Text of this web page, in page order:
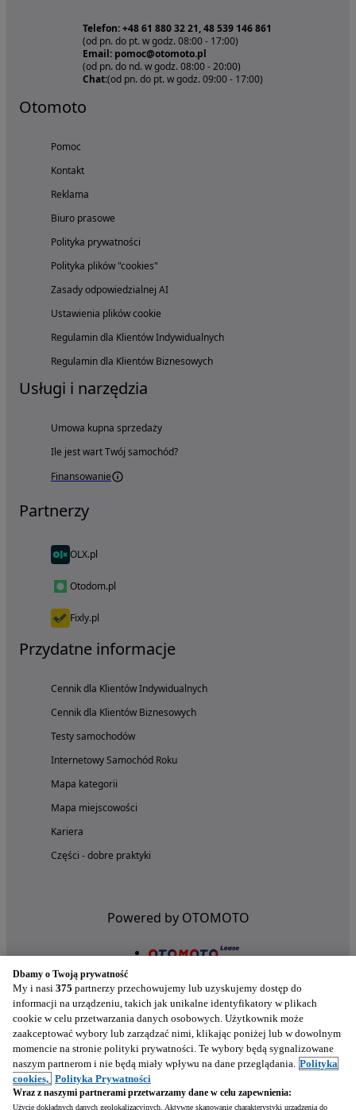
Telefon: +48 61 880 32 21, 48 539 146 861
(od pn. do pt. w godz. 08:00 - 17:00)
Email: pomoc@otomoto.pl
(od pn. do nd. w godz. 08:00 - 20:00)
Chat:(od pn. do pt. w godz. 09:00 - 17:00)
Otomoto
Pomoc
Kontakt
Reklama
Biuro prasowe
Polityka prywatności
Polityka plików "cookies"
Zasady odpowiedzialnej AI
Ustawienia plików cookie
Regulamin dla Klientów Indywidualnych
Regulamin dla Klientów Biznesowych
Usługi i narzędzia
Umowa kupna sprzedaży
Ile jest wart Twój samochód?
Finansowanie
Partnerzy
OLX.pl
Otodom.pl
Fixly.pl
Przydatne informacje
Cennik dla Klientów Indywidualnych
Cennik dla Klientów Biznesowych
Testy samochodów
Internetowy Samochód Roku
Mapa kategorii
Mapa miejscowości
Kariera
Części - dobre praktyki
Powered by OTOMOTO
Nasze aplikacje w twoim telefonie
Dbamy o Twoją prywatność
My i nasi 375 partnerzy przechowujemy lub uzyskujemy dostęp do
informacji na urządzeniu, takich jak unikalne identyfikatory w plikach
cookie w celu przetwarzania danych osobowych. Użytkownik może
zaakceptować wybory lub zarządzać nimi, klikając poniżej lub w dowolnym
momencie na stronie polityki prywatności. Te wybory będą sygnalizowane
naszym partnerom i nie będą miały wpływu na dane przeglądania. Polityka
cookies, Polityka Prywatności
Wraz z naszymi partnerami przetwarzamy dane w celu zapewnienia:
Użycie dokładnych danych geolokalizacyjnych. Aktywne skanowanie charakterystyki urządzenia do